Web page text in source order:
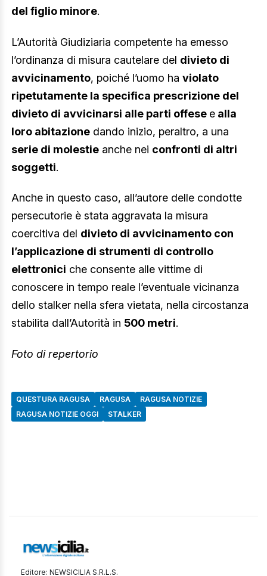
del figlio minore.
L’Autorità Giudiziaria competente ha emesso
l’ordinanza di misura cautelare del divieto di
avvicinamento, poiché l’uomo ha violato
ripetutamente la specifica prescrizione del
divieto di avvicinarsi alle parti offese e alla
loro abitazione dando inizio, peraltro, a una
serie di molestie anche nei confronti di altri
soggetti.
Anche in questo caso, all’autore delle condotte
persecutorie è stata aggravata la misura
coercitiva del divieto di avvicinamento con
l’applicazione di strumenti di controllo
elettronici che consente alle vittime di
conoscere in tempo reale l’eventuale vicinanza
dello stalker nella sfera vietata, nella circostanza
stabilita dall’Autorità in 500 metri.
Foto di repertorio
QUESTURA RAGUSA RAGUSA
RAGUSA NOTIZIE
RAGUSA NOTIZIE OGGI
STALKER
Editore: NEWSICILIA S.R.L.S.